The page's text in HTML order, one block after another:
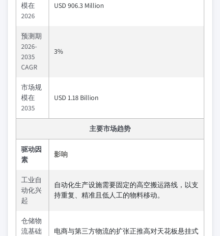
模在
2026
USD 906.3 Million
预测期
2026-
2035
CAGR
3%
市场规
模在
2035
USD 1.18 Billion
主要市场趋势
驱动因
素
影响
工业自
动化兴
起
自动化生产设施需要固定的高空搬运路线，以支
持重复、精准且低人工的物料移动。
仓储物
流基础
电商与第三方物流的扩张正推高对天花板悬挂式